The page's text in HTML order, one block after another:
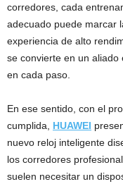
corredores, cada
adecuado puede marcar
experiencia de alto
se convierte en un
en cada paso.
En ese sentido, con el
cumplida, HUAWEI
nuevo reloj inteligente
los corredores
suelen necesitar un